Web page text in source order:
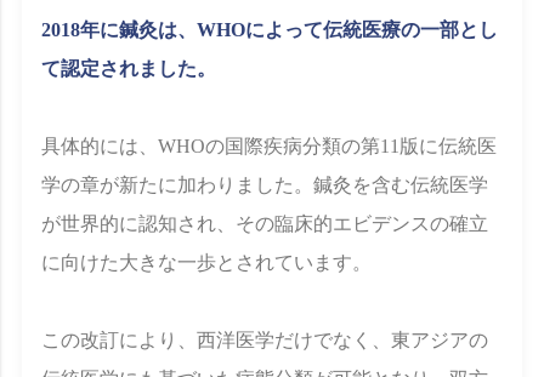
2018年に鍼灸は、WHOによって伝統医療の一部とし
て認定されました。
具体的には、WHOの国際疾病分類の第11版に伝統医
学の章が新たに加わりました。鍼灸を含む伝統医学
が世界的に認知され、その臨床的エビデンスの確立
に向けた大きな一歩とされています。
この改訂により、西洋医学だけでなく、東アジアの